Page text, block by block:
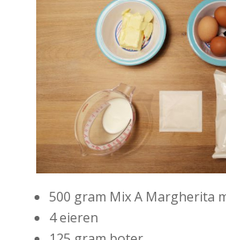
500 gram Mix A Margherita
4 eieren